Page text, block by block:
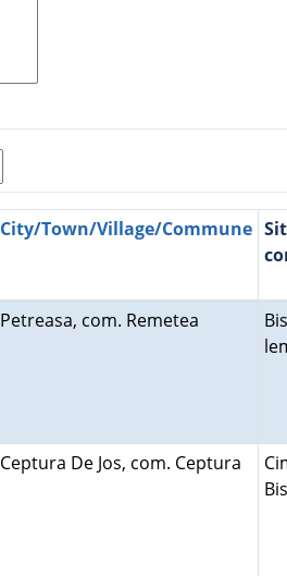
City/Town/Village/Commune
Petreasa, com. Remetea
Ceptura De Jos, com. Ceptura